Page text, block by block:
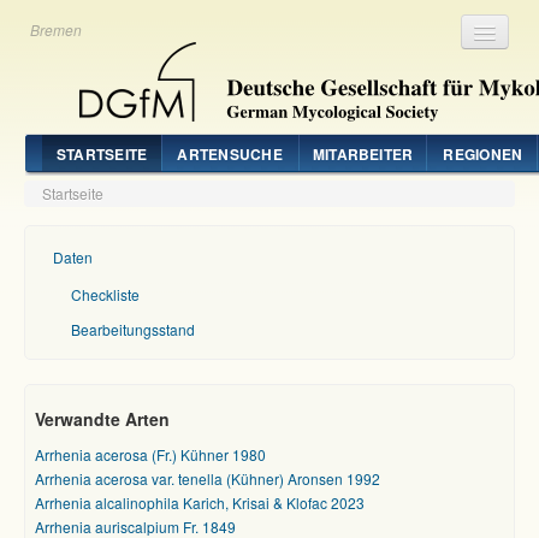
Bremen
STARTSEITE ARTENSUCHE MITARBEITER REGIONEN
Startseite
Daten
Checkliste
Bearbeitungsstand
Verwandte Arten
Arrhenia acerosa (Fr.) Kühner 1980
Arrhenia acerosa var. tenella (Kühner) Aronsen 1992
Arrhenia alcalinophila Karich, Krisai & Klofac 2023
Arrhenia auriscalpium Fr. 1849